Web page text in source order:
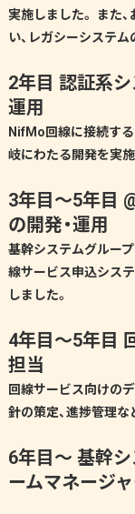
実施しました。 また
い、レガシーシステム
2年目 認証系シ
運用
NifMo回線に接続す
岐にわたる開発を実施
3年目～5年目
の開発・運用
基幹システムグルー
線サービス申込シス
しました。
4年目～5年目
担当
回線サービス向けの
針の策定、進捗管理な
6年目〜 基幹
ームマネージ